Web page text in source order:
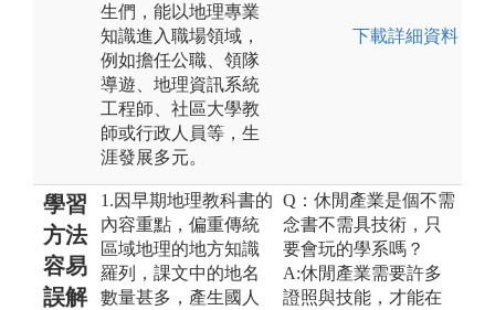
生們，能以地理專業
知識進入職場領域，
例如擔任公職、領隊
導遊、地理資訊系統
工程師、社區大學教
師或行政人員等，生
涯發展多元。
下載詳細資料
學習
方法
容易
誤解
1.因早期地理教科書的
內容重點，偏重傳統
區域地理的地方知識
羅列，課文中的地名
數量甚多，產生國人
Q：休閒產業是個不需
念書不需具技術，只
要會玩的學系嗎？
A:休閒產業需要許多
證照與技能，才能在